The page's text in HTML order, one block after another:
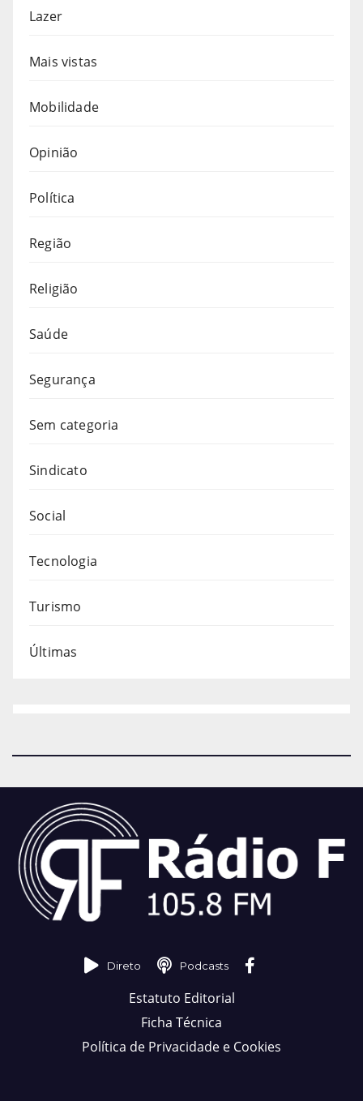
Lazer
Mais vistas
Mobilidade
Opinião
Política
Região
Religião
Saúde
Segurança
Sem categoria
Sindicato
Social
Tecnologia
Turismo
Últimas
Direto Podcasts
Estatuto Editorial
Ficha Técnica
Política de Privacidade e Cookies